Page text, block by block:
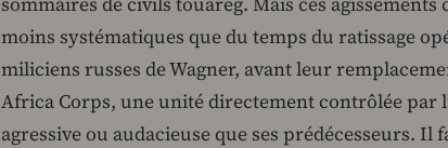
moins systématiques que du temps du ratissage
miliciens russes de Wagner, avant leur
Africa Corps, une unité directement contrôlée par
agressive ou audacieuse que ses prédécesseurs. Il